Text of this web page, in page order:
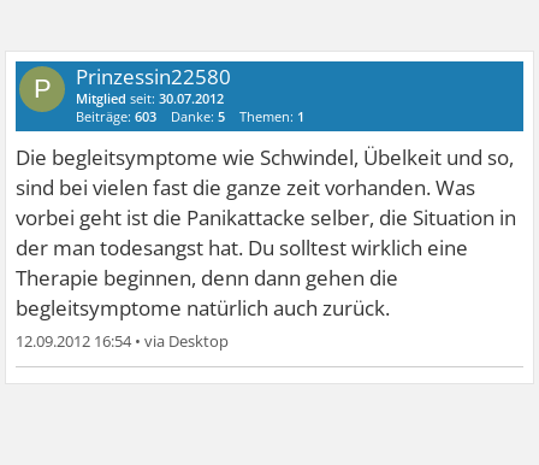
P Prinzessin22580
Mitglied seit:30.07.2012
Beiträge:603 Danke:5 Themen: 1
Die begleitsymptome wie Schwindel, Übelkeit und so,
sind bei vielen fast die ganze zeit vorhanden. Was
vorbei geht ist die Panikattacke selber, die Situation in
der man todesangst hat. Du solltest wirklich eine
Therapie beginnen, denn dann gehen die
begleitsymptome natürlich auch zurück.
12.09.2012 16:54•